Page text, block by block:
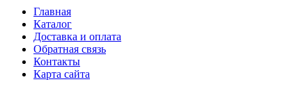
Главная
Каталог
Доставка и оплата
Обратная связь
Контакты
Карта сайта